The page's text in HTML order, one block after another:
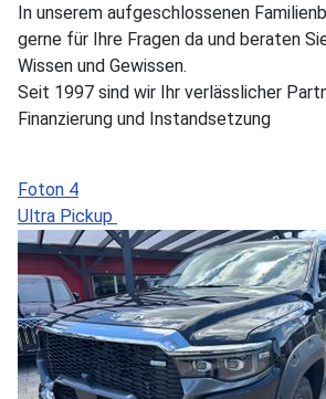
In unserem aufgeschlossenen
gerne für Ihre Fragen da und beraten
Wissen und Gewissen.
Seit 1997 sind wir Ihr verlässlicher
Finanzierung und Instandsetzung
Foton 4
Ultra Pickup